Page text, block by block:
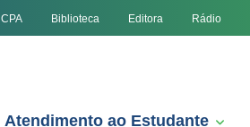
CPA Biblioteca Editora Rádio
Atendimento ao Estudante